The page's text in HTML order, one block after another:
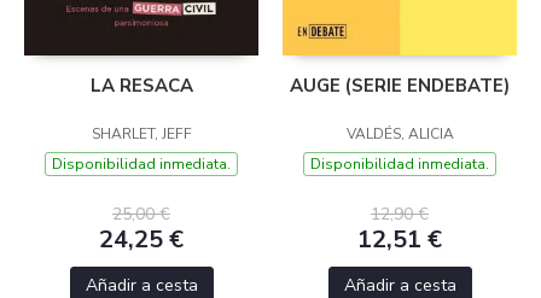
LA RESACA
SHARLET, JEFF
Disponibilidad inmediata.
25,00 €
24,25 €
Añadir a cesta
AUGE (SERIE ENDEBATE)
VALDÉS, ALICIA
Disponibilidad inmediata.
12,90 €
12,51 €
Añadir a cesta